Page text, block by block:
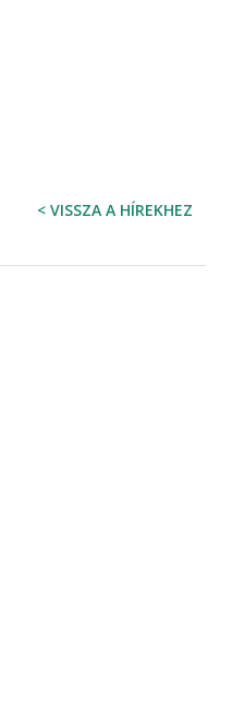
< VISSZA A HÍREKHEZ